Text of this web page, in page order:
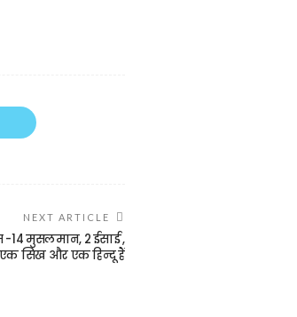
NEXT ARTICLE
-14 मुसलमान, 2 ईसाई ,
एक सिख और एक हिन्दू हैं